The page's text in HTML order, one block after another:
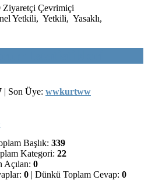
Ziyaretçi Çevrimiçi
Yetkili, Yetkili, Yasaklı,
| Son Üye: wwkurtww
Başlık: 339
Kategori: 22
Açılan: 0
0 | Dünkü Toplam Cevap: 0